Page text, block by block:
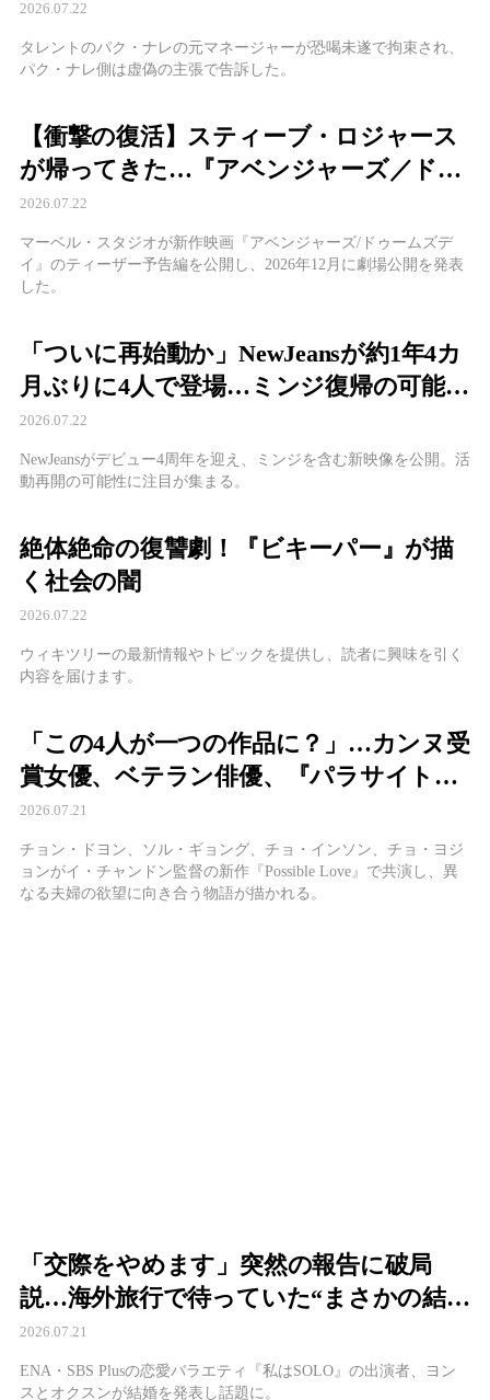
ネージャー、横領疑惑も浮上
2026.07.22
タレントのパク・ナレの元マネージャーが恐喝未遂で拘束され、
パク・ナレ側は虚偽の主張で告訴した。
【衝撃の復活】スティーブ・ロジャース
が帰ってきた…『アベンジャーズ／ドゥ
ームズデイ』X-MENまで集結する史上最
大の決戦へ
2026.07.22
マーベル・スタジオが新作映画『アベンジャーズ/ドゥームズデ
イ』のティーザー予告編を公開し、2026年12月に劇場公開を発表
した。
「ついに再始動か」NewJeansが約1年4カ
月ぶりに4人で登場…ミンジ復帰の可能
性、ダニエル不在に注目集まる
2026.07.22
NewJeansがデビュー4周年を迎え、ミンジを含む新映像を公開。活
動再開の可能性に注目が集まる。
絶体絶命の復讐劇！『ビキーパー』が描
く社会の闇
2026.07.22
ウィキツリーの最新情報やトピックを提供し、読者に興味を引く
内容を届けます。
「この4人が一つの作品に？」…カンヌ受
賞女優、ベテラン俳優、『パラサイト』
女優ら韓国トップスターが豪華集結
2026.07.21
チョン・ドヨン、ソル・ギョング、チョ・インソン、チョ・ヨジ
ョンがイ・チャンドン監督の新作『Possible Love』で共演し、異
なる夫婦の欲望に向き合う物語が描かれる。
「交際をやめます」突然の報告に破局
説…海外旅行で待っていた“まさかの結
末”に祝福殺到
2026.07.21
ENA・SBS Plusの恋愛バラエティ『私はSOLO』の出演者、ヨン
スとオクスンが結婚を発表し話題に。